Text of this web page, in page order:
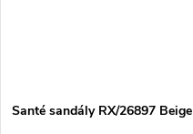
Santé sandály RX/26897 Beige